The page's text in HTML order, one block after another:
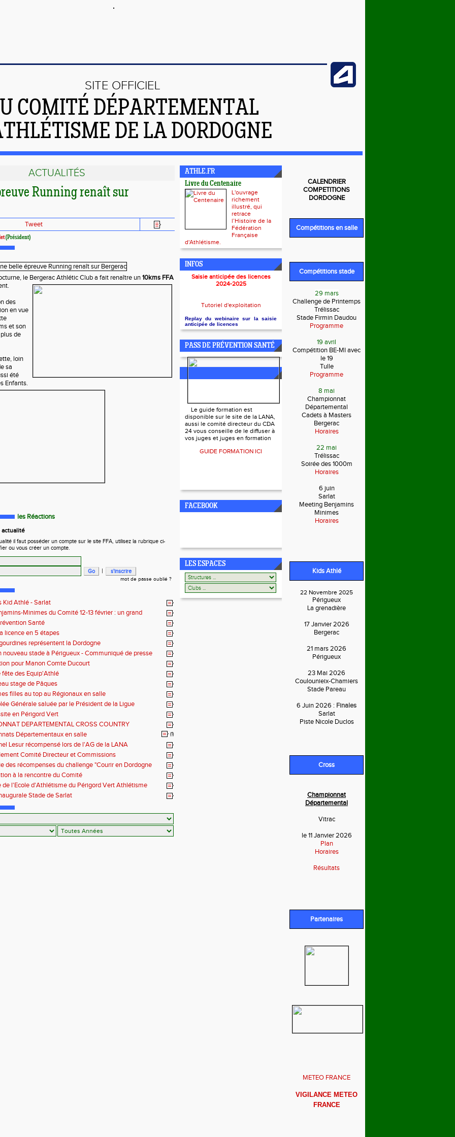
SITE OFFICIEL
COMITÉ DÉPARTEMENTAL
DE LA DORDOGNE
ACTUALITÉS
Running renaît sur
Tweet
(Président)
le Bergerac Athlétic Club a fait renaître un10kms FFA
des
en vue
et son
de
loin
sa
été
Enfants.
les Réactions
actualité
il faut posséder un compte sur le site FFA, utilisez la rubrique ci-
ou vous créer un compte.
|
mot de passe oublié ?
Kid Athlé - Sarlat
Minimes du Comité 12-13 février : un grand
Santé
licence en 5 étapes
représentent la Dordogne
nouveau stade à Périgueux - Communiqué de presse
pour Manon Comte Ducourt
fête des Equip'Athlé
stage de Pâques
filles au top au Régionaux en salle
Générale saluée par le Président de la Ligue
en Périgord Vert
DEPARTEMENTAL CROSS COUNTRY
Départementaux en salle (1)
Lesur récompensé lors de l'AG de la LANA
Comité Directeur et Commissions
des récompenses du challenge "Courir en Dordogne
2024
à la rencontre du Comité
de l'Ecole d'Athlétisme du Périgord Vert Athlétisme
Stade de Sarlat
ATHLE.FR
Livre du Centenaire
L'ouvrage
richement
illustré, qui
retrace
l’Histoire de la
Fédération
Française
d'Athlétisme.
INFOS
Saisie anticipée des licences
2024-2025
Tutoriel d'exploitation
Replay du webinaire sur la saisie
anticipée de licences
PASS DE PRÉVENTION SANTÉ
FORMATION JUGES
Le guide formation est
disponible sur le site de la LANA,
aussi le comité directeur du CDA
24 vous conseille de le diffuser à
vos juges et juges en formation
GUIDE FORMATION ICI
FACEBOOK
LES ESPACES
CALENDRIER
COMPETITIONS
DORDOGNE
Compétitions en salle
Compétitions stade
29 mars
Challenge de Printemps
Trélissac
Stade Firmin Daudou
Programme
19 avril
Compétition BE-MI avec
le 19
Tulle
Programme
8 mai
Championnat
Départemental
Cadets à Masters
Bergerac
Horaires
22 mai
Trélissac
Soirée des 1000m
Horaires
6 juin
Sarlat
Meeting Benjamins
Minimes
Horaires
Kids Athlé
22 Novembre 2025
Périgueux
La grenadière
17 Janvier 2026
Bergerac
21 mars 2026
Périgueux
23 Mai 2026
Coulounieix-Chamiers
Stade Pareau
6 Juin 2026 : Finales
Sarlat
Piste Nicole Duclos
Cross
Championnat
Départemental
Vitrac
le 11 Janvier 2026
Plan
Horaires
Résultats
Partenaires
METEO FRANCE
VIGILANCE METEO
FRANCE